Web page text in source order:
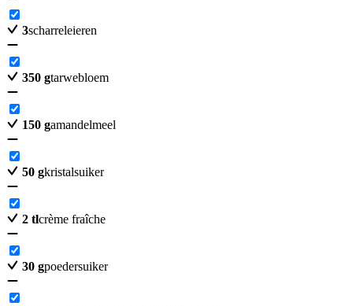
3scharreleieren
350 gtarwebloem
150 gamandelmeel
50 gkristalsuiker
2 tlcrème fraîche
30 gpoedersuiker